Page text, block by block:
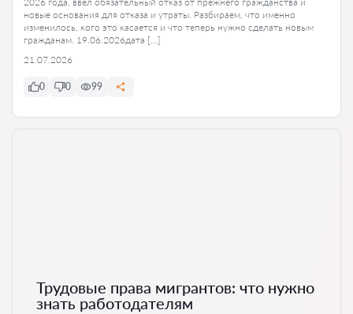
новые основания для отказа и утраты. Разбираем, что именно
изменилось, кого это касается и что теперь нужно сделать новым
гражданам. 19.06.2026дата […]
21.07.2026
0 0 99
Трудовые права мигрантов: что нужно
знать работодателям